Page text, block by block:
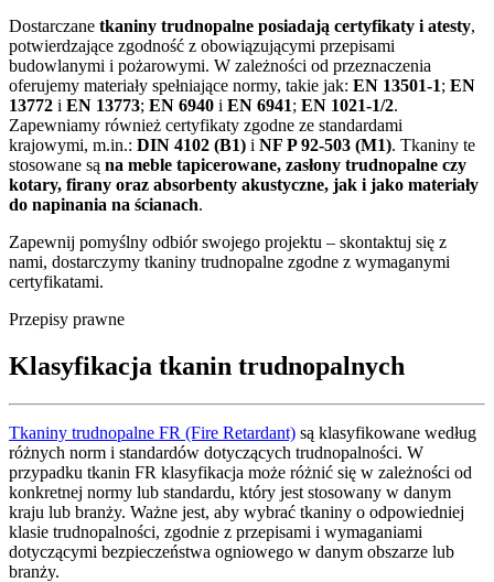
Dostarczane tkaniny trudnopalne posiadają certyfikaty i atesty,
potwierdzające zgodność z obowiązującymi przepisami
budowlanymi i pożarowymi. W zależności od przeznaczenia
oferujemy materiały spełniające normy, takie jak: EN 13501-1; EN
13772 i EN 13773; EN 6940 i EN 6941; EN 1021-1/2.
Zapewniamy również certyfikaty zgodne ze standardami
krajowymi, m.in.: DIN 4102 (B1) i NF P 92-503 (M1). Tkaniny te
stosowane są na meble tapicerowane, zasłony trudnopalne czy
kotary, firany oraz absorbenty akustyczne, jak i jako materiały
do napinania na ścianach.
Zapewnij pomyślny odbiór swojego projektu – skontaktuj się z
nami, dostarczymy tkaniny trudnopalne zgodne z wymaganymi
certyfikatami.
Przepisy prawne
Klasyfikacja tkanin trudnopalnych
Tkaniny trudnopalne FR (Fire Retardant) są klasyfikowane według
różnych norm i standardów dotyczących trudnopalności. W
przypadku tkanin FR klasyfikacja może różnić się w zależności od
konkretnej normy lub standardu, który jest stosowany w danym
kraju lub branży. Ważne jest, aby wybrać tkaniny o odpowiedniej
klasie trudnopalności, zgodnie z przepisami i wymaganiami
dotyczącymi bezpieczeństwa ogniowego w danym obszarze lub
branży.